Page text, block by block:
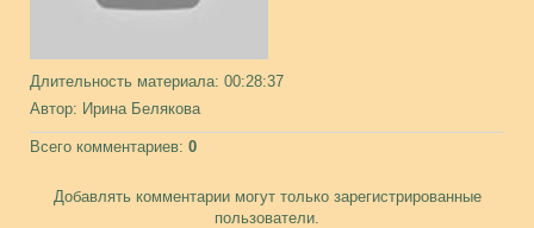
Длительность материала: 00:28:37
Автор: Ирина Белякова
Всего комментариев: 0
Добавлять комментарии могут только зарегистрированные
пользователи.